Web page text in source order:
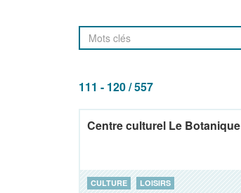
111 - 120 / 557
Centre culturel Le Botanique
CULTURE LOISIRS